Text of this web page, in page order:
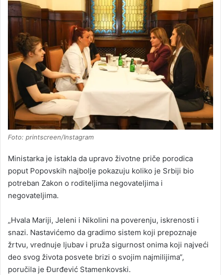
Foto: printscreen/Instagram
Ministarka je istakla da upravo životne priče porodica
poput Popovskih najbolje pokazuju koliko je Srbiji bio
potreban Zakon o roditeljima negovateljima i
negovateljima.
„Hvala Mariji, Jeleni i Nikolini na poverenju, iskrenosti i
snazi. Nastavićemo da gradimo sistem koji prepoznaje
žrtvu, vrednuje ljubav i pruža sigurnost onima koji najveći
deo svog života posvete brizi o svojim najmilijima“,
poručila je Đurđević Stamenkovski.